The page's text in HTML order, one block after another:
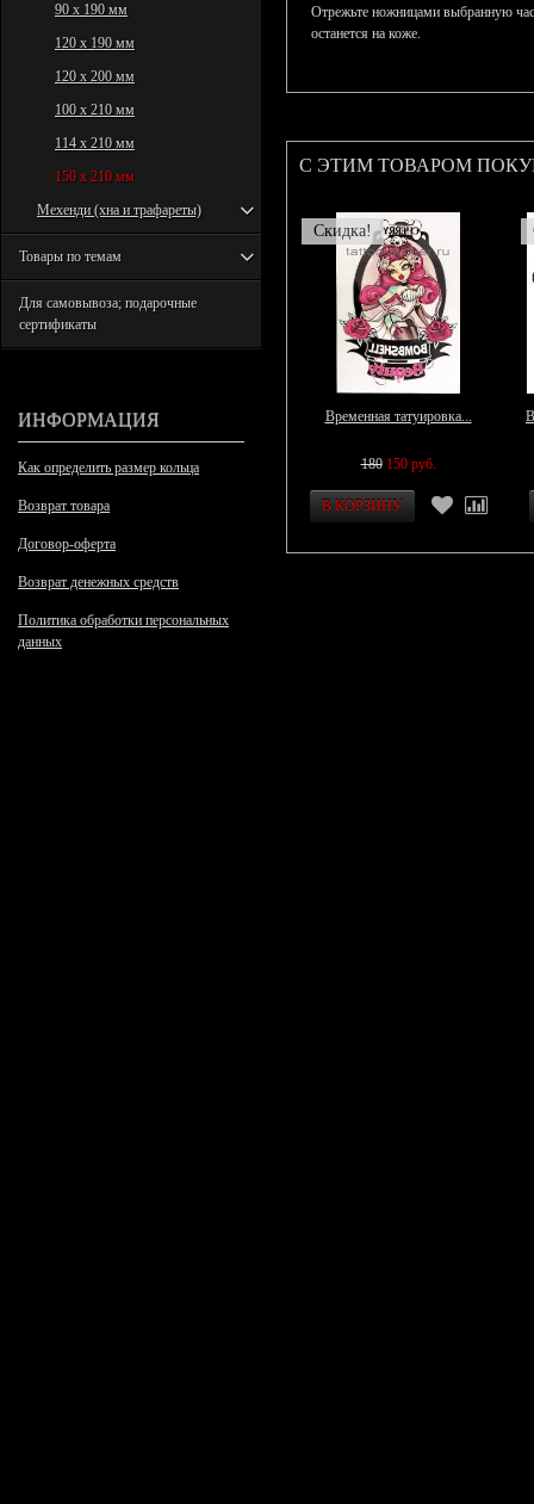
90 х 190 мм
120 х 190 мм
120 х 200 мм
100 х 210 мм
114 х 210 мм
150 х 210 мм
Мехенди (хна и трафареты)
Товары по темам
Для самовывоза; подарочные
сертификаты
ИНФОРМАЦИЯ
Как определить размер кольца
Возврат товара
Договор-оферта
Возврат денежных средств
Политика обработки персональных
данных
Отрежьте ножницами выбранную
останется на коже.
С ЭТИМ ТОВАРОМ
Скидка!
Временная татуировка...
180 150 руб.